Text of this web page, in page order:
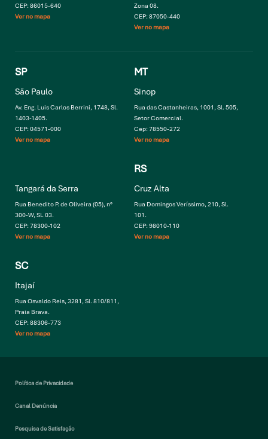
CEP: 86015-640
Ver no mapa
Zona 08.
CEP: 87050-440
Ver no mapa
SP
São Paulo
Av. Eng. Luis Carlos Berrini, 1748, Sl.
1403-1405.
CEP: 04571-000
Ver no mapa
MT
Sinop
Rua das Castanheiras, 1001, Sl. 505,
Setor Comercial.
Cep: 78550-272
Ver no mapa
Tangará da Serra
Rua Benedito P. de Oliveira (05), n°
300-W, SL 03.
CEP: 78300-102
Ver no mapa
RS
Cruz Alta
Rua Domingos Veríssimo, 210, Sl.
101.
CEP: 98010-110
Ver no mapa
SC
Itajaí
Rua Osvaldo Reis, 3281, Sl. 810/811,
Praia Brava.
CEP: 88306-773
Ver no mapa
Política de Privacidade
Canal Denúncia
Pesquisa de Satisfação